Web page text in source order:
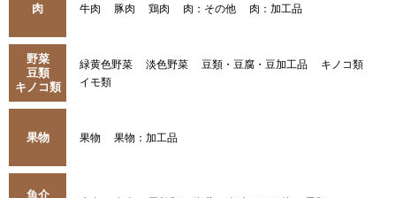
肉 牛肉 豚肉 鶏肉 肉：その他 肉：加工品
野菜
豆類
キノコ類
緑黄色野菜 淡色野菜 豆類・豆腐・豆加工品
キノコ類
イモ類
果物 果物 果物：加工品
魚介